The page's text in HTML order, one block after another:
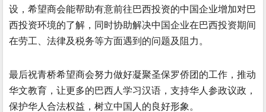
设，希望商会能帮助有意前往巴西投资的中国企业增加对巴
西投资环境的了解，同时协助解决中国企业在巴西投资期间
在劳工、法律及税务等方面遇到的问题及阻力。
最后祝青桥希望商会努力做好凝聚圣保罗侨团的工作，推动
华文教育，让更多的巴西人学习汉语，支持华人参政议政，
保护华人合法权益，树立中国人的良好形象。